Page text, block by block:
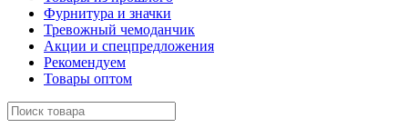
Фурнитура и значки
Тревожный чемоданчик
Акции и спецпредложения
Рекомендуем
Товары оптом